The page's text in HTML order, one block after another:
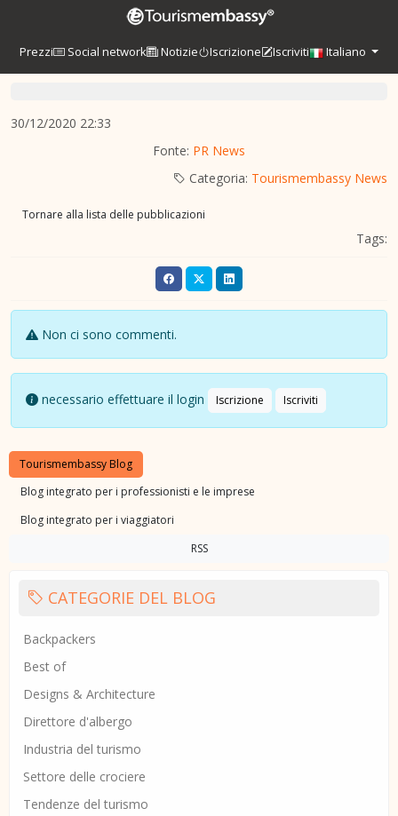
Prezzi Social network Notizie Iscrizione Iscriviti Italiano
30/12/2020 22:33
Fonte: PR News
Categoria: Tourismembassy News
Tornare alla lista delle pubblicazioni
Tags:
Non ci sono commenti.
necessario effettuare il login Iscrizione Iscriviti
Tourismembassy Blog
Blog integrato per i professionisti e le imprese
Blog integrato per i viaggiatori
RSS
CATEGORIE DEL BLOG
Backpackers
Best of
Designs & Architecture
Direttore d'albergo
Industria del turismo
Settore delle crociere
Tendenze del turismo